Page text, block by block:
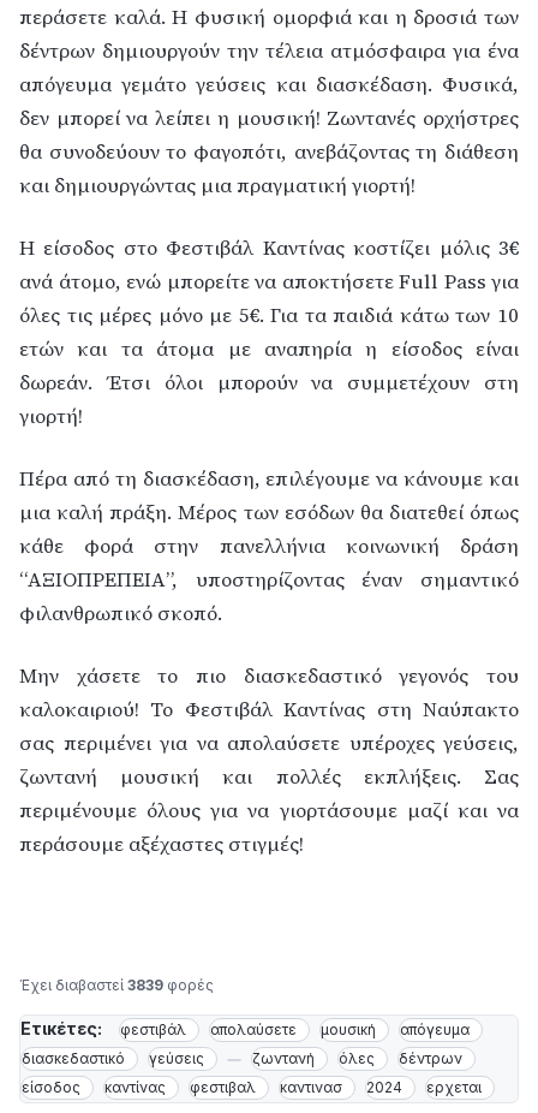
περάσετε καλά. Η φυσική ομορφιά και η δροσιά των
δέντρων δημιουργούν την τέλεια ατμόσφαιρα για ένα
απόγευμα γεμάτο γεύσεις και διασκέδαση. Φυσικά,
δεν μπορεί να λείπει η μουσική! Ζωντανές ορχήστρες
θα συνοδεύουν το φαγοπότι, ανεβάζοντας τη διάθεση
και δημιουργώντας μια πραγματική γιορτή!
Η είσοδος στο Φεστιβάλ Καντίνας κοστίζει μόλις 3€
ανά άτομο, ενώ μπορείτε να αποκτήσετε Full Pass για
όλες τις μέρες μόνο με 5€. Για τα παιδιά κάτω των 10
ετών και τα άτομα με αναπηρία η είσοδος είναι
δωρεάν. Έτσι όλοι μπορούν να συμμετέχουν στη
γιορτή!
Πέρα από τη διασκέδαση, επιλέγουμε να κάνουμε και
μια καλή πράξη. Μέρος των εσόδων θα διατεθεί όπως
κάθε φορά στην πανελλήνια κοινωνική δράση
“ΑΞΙΟΠΡΕΠΕΙΑ”, υποστηρίζοντας έναν σημαντικό
φιλανθρωπικό σκοπό.
Μην χάσετε το πιο διασκεδαστικό γεγονός του
καλοκαιριού! Το Φεστιβάλ Καντίνας στη Ναύπακτο
σας περιμένει για να απολαύσετε υπέροχες γεύσεις,
ζωντανή μουσική και πολλές εκπλήξεις. Σας
περιμένουμε όλους για να γιορτάσουμε μαζί και να
περάσουμε αξέχαστες στιγμές!
Έχει διαβαστεί 3839 φορές
Ετικέτες: φεστιβάλ απολαύσετε μουσική
απόγευμα
διασκεδαστικό
γεύσεις ζωντανή όλες
δέντρων
είσοδος
καντίνας φεστιβαλ καντινασ 2024 ερχεται